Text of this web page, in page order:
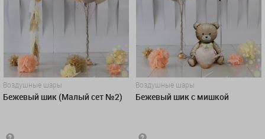
Воздушные шары
Бежевый шик (Малый сет №2)
Воздушные шары
Бежевый шик с мишкой